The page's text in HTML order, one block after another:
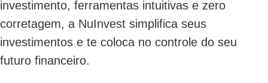
investimento, ferramentas intuitivas e zero
corretagem, a NuInvest simplifica seus
investimentos e te coloca no controle do seu
futuro financeiro.